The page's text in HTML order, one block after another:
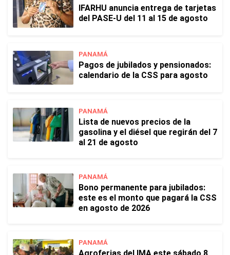
IFARHU anuncia entrega de tarjetas
del PASE-U del 11 al 15 de agosto
PANAMÁ
Pagos de jubilados y pensionados:
calendario de la CSS para agosto
PANAMÁ
Lista de nuevos precios de la
gasolina y el diésel que regirán del 7
al 21 de agosto
PANAMÁ
Bono permanente para jubilados:
este es el monto que pagará la CSS
en agosto de 2026
PANAMÁ